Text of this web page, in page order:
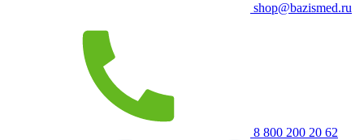
shop@bazismed.ru
8 800 200 20 62